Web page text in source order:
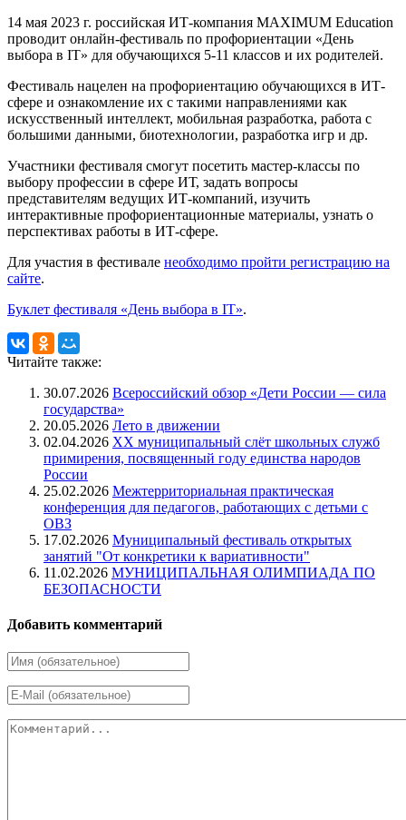
14 мая 2023 г. российская ИТ-компания MAXIMUM Education
проводит онлайн-фестиваль по профориентации «День
выбора в IT» для обучающихся 5-11 классов и их родителей.
Фестиваль нацелен на профориентацию обучающихся в ИТ-
сфере и ознакомление их с такими направлениями как
искусственный интеллект, мобильная разработка, работа с
большими данными, биотехнологии, разработка игр и др.
Участники фестиваля смогут посетить мастер-классы по
выбору профессии в сфере ИТ, задать вопросы
представителям ведущих ИТ-компаний, изучить
интерактивные профориентационные материалы, узнать о
перспективах работы в ИТ-сфере.
Для участия в фестивале необходимо пройти регистрацию на
сайте.
Буклет фестиваля «День выбора в IT».
Читайте также:
30.07.2026 Всероссийский обзор «Дети России — сила
государства»
20.05.2026 Лето в движении
02.04.2026 XX муниципальный слёт школьных служб
примирения, посвященный году единства народов
России
25.02.2026 Межтерриториальная практическая
конференция для педагогов, работающих с детьми с
ОВЗ
17.02.2026 Муниципальный фестиваль открытых
занятий "От конкретики к вариативности"
11.02.2026 МУНИЦИПАЛЬНАЯ ОЛИМПИАДА ПО
БЕЗОПАСНОСТИ
Добавить комментарий